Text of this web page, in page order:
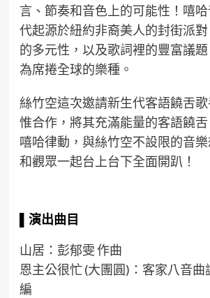
言、節奏和音色上的可能性！嘻
代起源於紐約非裔美人的封街派
的多元性，以及歌詞裡的豐富議
為席捲全球的樂種。
絲竹空這次邀請新生代客語饒舌
惟合作，將其充滿能量的客語饒
嘻哈律動，與絲竹空不設限的音樂
和觀眾一起台上台下全面開趴！
演出曲目
山居：彭郁雯 作曲
恩主公很忙 (大團圓)：客家八音曲
編